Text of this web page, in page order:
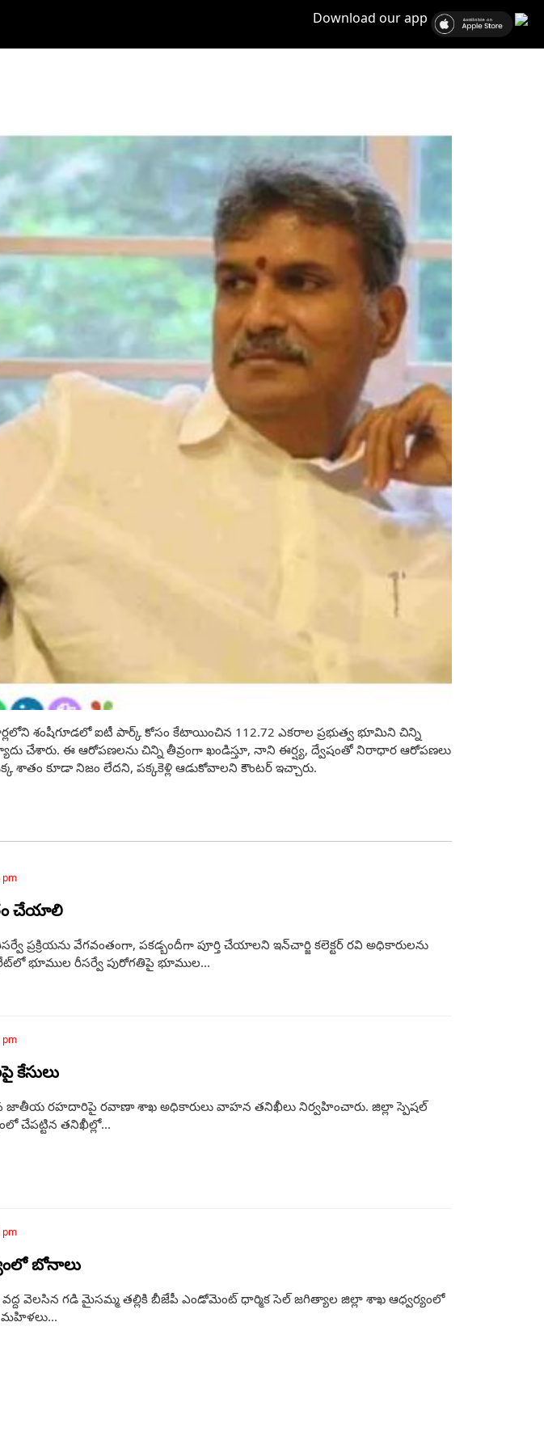
Download our app
శంషీగూడలో ఐటీ పార్క్ కోసం కేటాయించిన 112.72 ఎకరాల ప్రభుత్వ భూమిని చిన్ని
చేశారు. ఈ ఆరోపణలను చిన్ని తీవ్రంగా ఖండిస్తూ, నాని ఈర్ష్య, ద్వేషంతో నిరాధార ఆరోపణలు
శాతం కూడా నిజం లేదని, పక్కకెళ్లి ఆడుకోవాలని కౌంటర్ ఇచ్చారు.
pm
చేయాలి
ప్రక్రియను వేగవంతంగా, పకడ్బందీగా పూర్తి చేయాలని ఇన్‌చార్జి కలెక్టర్ రవి అధికారులను
భూముల రీసర్వే పురోగతిపై భూముల...
pm
జాతీయ రహదారిపై రవాణా శాఖ అధికారులు వాహన తనిఖీలు నిర్వహించారు. జిల్లా స్పెషల్
చేపట్టిన తనిఖీల్లో...
pm
బోనాలు
వద్ద వెలసిన గడి మైసమ్మ తల్లికి బీజేపీ ఎండోమెంట్ ధార్మిక సెల్ జగిత్యాల జిల్లా శాఖ ఆధ్వర్యంలో